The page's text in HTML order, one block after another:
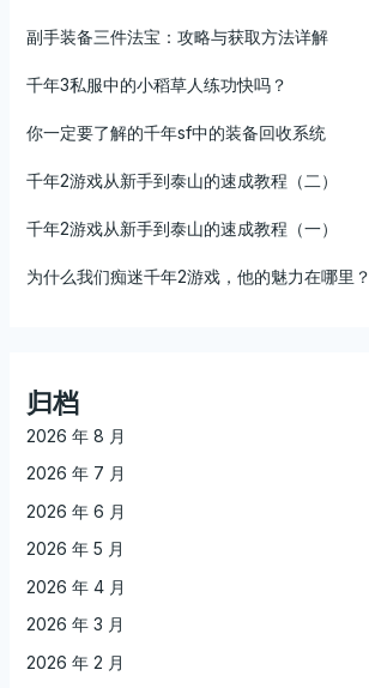
副手装备三件法宝：攻略与获取方法详解
千年3私服中的小稻草人练功快吗？
你一定要了解的千年sf中的装备回收系统
千年2游戏从新手到泰山的速成教程（二）
千年2游戏从新手到泰山的速成教程（一）
为什么我们痴迷千年2游戏，他的魅力在哪里？
归档
2026 年 8 月
2026 年 7 月
2026 年 6 月
2026 年 5 月
2026 年 4 月
2026 年 3 月
2026 年 2 月